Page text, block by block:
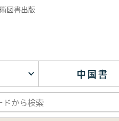
図書出版
中国書